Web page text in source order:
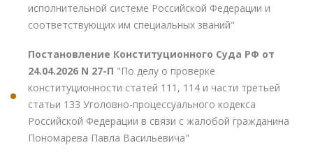
исполнительной системе Российской Федерации и
соответствующих им специальных званий"
Постановление Конституционного Суда РФ от
24.04.2026 N 27-П "По делу о проверке
конституционности статей 111, 114 и части третьей
статьи 133 Уголовно-процессуального кодекса
Российской Федерации в связи с жалобой гражданина
Пономарева Павла Васильевича"